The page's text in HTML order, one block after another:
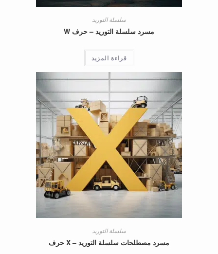
سلسلة التوريد
مسرد سلسلة التوريد – حرف W
قراءة المزيد
سلسلة التوريد
مسرد مصطلحات سلسلة التوريد – X حرف